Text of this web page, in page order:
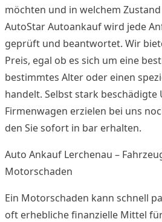
möchten und in welchem
AutoStar Autoankauf wird jede
geprüft und beantwortet. Wir
Preis, egal ob es sich um eine
bestimmtes Alter oder einen
handelt. Selbst stark
Firmenwagen erzielen bei uns
den Sie sofort in bar erhalten.
Auto Ankauf Lerchenau –
Motorschaden
Ein Motorschaden kann schnell
oft erhebliche finanzielle Mittel